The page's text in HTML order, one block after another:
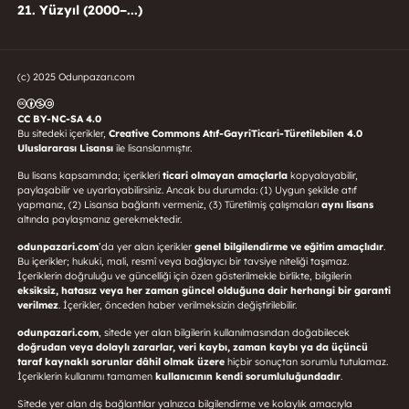
21. Yüzyıl (2000–...)
(c) 2025 Odunpazarı.com
CC BY-NC-SA 4.0
Bu sitedeki içerikler, Creative Commons Atıf-GayriTicari-Türetilebilen 4.0
Uluslararası Lisansı ile lisanslanmıştır.
Bu lisans kapsamında; içerikleri ticari olmayan amaçlarlakopyalayabilir,
paylaşabilir ve uyarlayabilirsiniz. Ancak bu durumda: (1) Uygun şekilde atıf
yapmanız, (2) Lisansa bağlantı vermeniz, (3) Türetilmiş çalışmaları aynı lisans
altında paylaşmanız gerekmektedir.
odunpazari.com’da yer alan içerikler genel bilgilendirme ve eğitim amaçlıdır.
Bu içerikler; hukuki, mali, resmî veya bağlayıcı bir tavsiye niteliği taşımaz.
İçeriklerin doğruluğu ve güncelliği için özen gösterilmekle birlikte, bilgilerin
eksiksiz, hatasız veya her zaman güncel olduğuna dair herhangi bir garanti
verilmez. İçerikler, önceden haber verilmeksizin değiştirilebilir.
odunpazari.com, sitede yer alan bilgilerin kullanılmasından doğabilecek
doğrudan veya dolaylı zararlar, veri kaybı, zaman kaybı ya da üçüncü
taraf kaynaklı sorunlar dâhil olmak üzerehiçbir sonuçtan sorumlu tutulamaz.
İçeriklerin kullanımı tamamen kullanıcının kendi sorumluluğundadır.
Sitede yer alan dış bağlantılar yalnızca bilgilendirme ve kolaylık amacıyla